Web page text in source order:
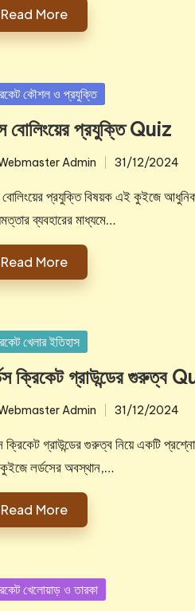
Read More
কৌশল ও প্রযুক্তি
বোলিংয়ের প্রযুক্তি Quiz
Admin 31/12/2024
প্রযুক্তি বিষয়ক এই কুইজে
ব্যবহারের মাধ্যমে…
Read More
খেলার ইতিহাস
ক্রিকেট গ্রাউন্ডের গুরুত্ব
Admin 31/12/2024
ক্রিকেট গ্রাউন্ডের গুরুত্ব নিয়ে একটি
লর্ডসের অবস্থান,…
Read More
খেলোয়াড় ও তারকা